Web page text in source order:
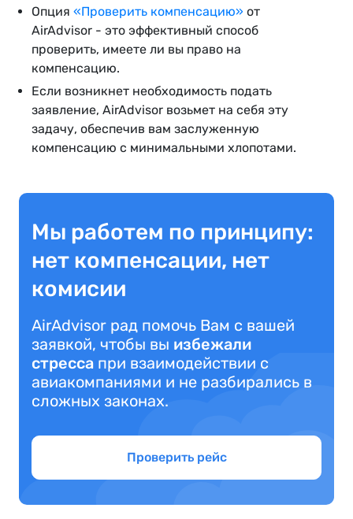
Опция «Проверить компенсацию» от
AirAdvisor - это эффективный способ
проверить, имеете ли вы право на
компенсацию.
Если возникнет необходимость подать
заявление, AirAdvisor возьмет на себя эту
задачу, обеспечив вам заслуженную
компенсацию с минимальными хлопотами.
Мы работем по принципу:
нет компенсации, нет
комисии
AirAdvisor рад помочь Вам с вашей
заявкой, чтобы вы избежали
стресса при взаимодействии с
авиакомпаниями и не разбирались в
сложных законах.
Проверить рейс